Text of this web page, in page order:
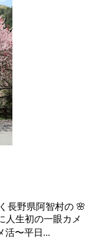
長野県阿智村の 🌸
人生初の一眼カメ
活〜平日...